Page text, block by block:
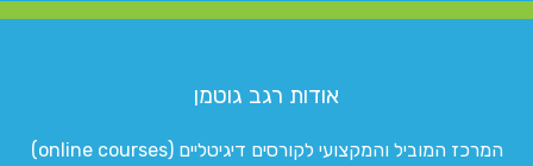
אודות רגב גוטמן
המרכז המוביל והמקצועי לקורסים דיגיטליים (online courses)